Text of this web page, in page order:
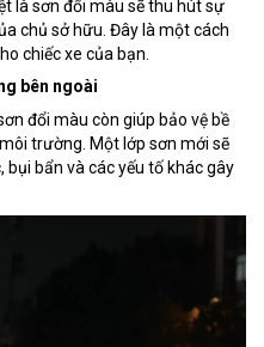
là sơn đổi màu sẽ thu hút sự
chủ sở hữu. Đây là một cách
chiếc xe của bạn.
bên ngoài
đổi màu còn giúp bảo vệ bề
trường. Một lớp sơn mới sẽ
bẩn và các yếu tố khác gây